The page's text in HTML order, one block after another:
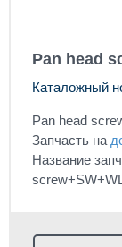
Pan head
Каталожный
Pan head
Запчасть на
Название